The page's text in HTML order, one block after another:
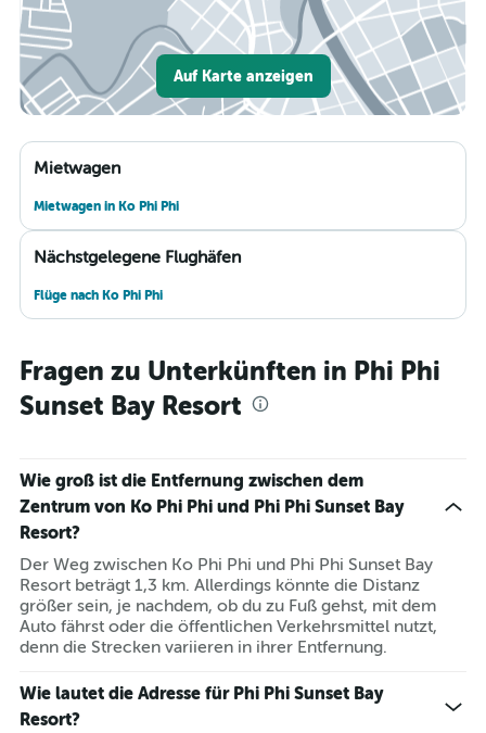
Auf Karte anzeigen
Mietwagen
Mietwagen in Ko Phi Phi
Nächstgelegene Flughäfen
Flüge nach Ko Phi Phi
Fragen zu Unterkünften in Phi Phi
Sunset Bay Resort
Wie groß ist die Entfernung zwischen dem
Zentrum von Ko Phi Phi und Phi Phi Sunset Bay
Resort?
Der Weg zwischen Ko Phi Phi und Phi Phi Sunset Bay
Resort beträgt 1,3 km. Allerdings könnte die Distanz
größer sein, je nachdem, ob du zu Fuß gehst, mit dem
Auto fährst oder die öffentlichen Verkehrsmittel nutzt,
denn die Strecken variieren in ihrer Entfernung.
Wie lautet die Adresse für Phi Phi Sunset Bay
Resort?